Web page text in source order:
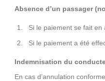
Absence d’un passager
Si le paiement se fait en
Si le paiement a été
Indemnisation du
En cas d’annulation